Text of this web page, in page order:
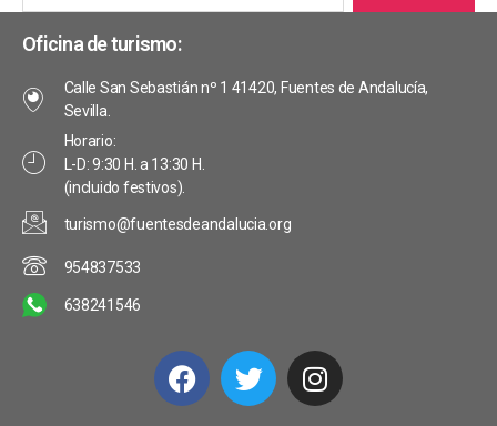
Oficina de turismo:
Calle San Sebastián nº 1 41420, Fuentes de Andalucía,
Sevilla.
Horario:
L-D: 9:30 H. a 13:30 H.
(incluido festivos).
turismo@fuentesdeandalucia.org
954837533
638241546